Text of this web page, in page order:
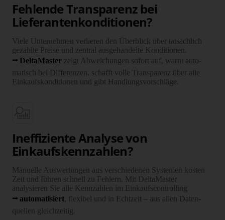
Fehlende Transparenz bei
Lieferantenkonditionen?
Viele Unternehmen verlieren den Überblick über tat­säch­lich
gezahlte Preise und zentral ausge­handelte Kondi­tionen.
DeltaMaster zeigt Abweichungen sofort auf, warnt auto­
matisch bei Differenzen, schafft volle Trans­parenz über alle
Ein­kaufs­kon­di­tionen und gibt Handlungs­vor­schläge.
Ineffiziente Analyse von
Einkaufskennzahlen?
Manuelle Auswertungen aus verschie­denen Systemen kosten
Zeit und führen schnell zu Fehlern. Mit DeltaMaster
analysieren Sie alle Kenn­zahlen im Einkaufs­controlling
auto­mati­siert, flexibel und in Echtzeit – aus allen Daten­
quellen gleich­zeitig.